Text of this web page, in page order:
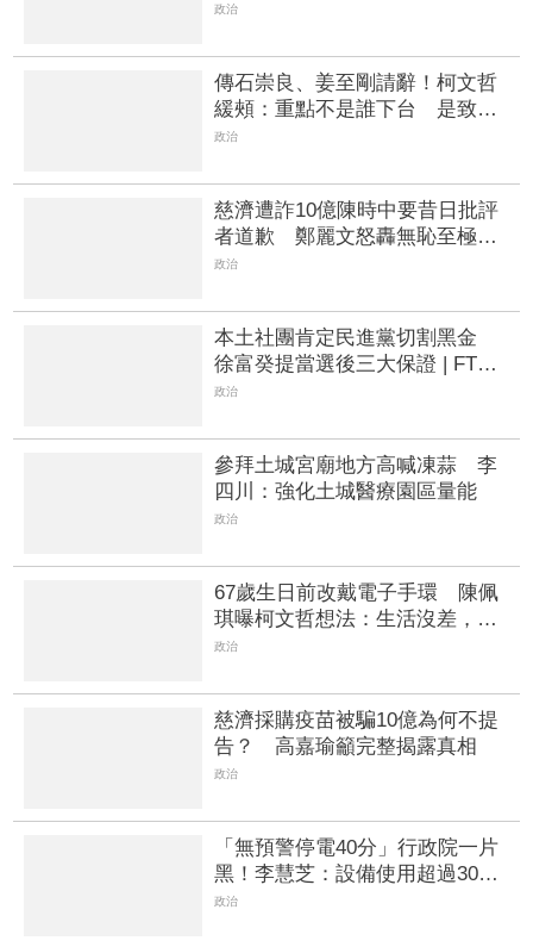
政治
傳石崇良、姜至剛請辭！柯文哲
緩頰：重點不是誰下台 是致癌
物從哪來、油流去哪
政治
慈濟遭詐10億陳時中要昔日批評
者道歉 鄭麗文怒轟無恥至極：
你們該向全民下跪
政治
本土社團肯定民進黨切割黑金
徐富癸提當選後三大保證 | FTNN
新聞網
政治
參拜土城宮廟地方高喊凍蒜 李
四川：強化土城醫療園區量能
政治
67歲生日前改戴電子手環 陳佩
琪曝柯文哲想法：生活沒差，只
是更羞辱更強
政治
慈濟採購疫苗被騙10億為何不提
告？ 高嘉瑜籲完整揭露真相
政治
「無預警停電40分」行政院一片
黑！李慧芝：設備使用超過30
年、盼立院速審預算
政治